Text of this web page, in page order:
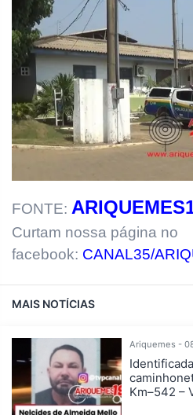
FONTE:
Curtam nossa página no
facebook: CANAL35/
MAIS NOTÍCIAS
Ariquemes -
Km–542 –